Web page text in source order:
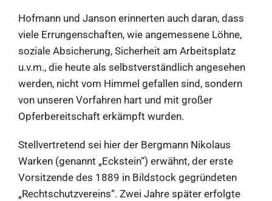
Hofmann und Janson erinnerten auch daran, dass
viele Errungenschaften, wie angemessene Löhne,
soziale Absicherung, Sicherheit am Arbeitsplatz
u.v.m., die heute als selbstverständlich angesehen
werden, nicht vom Himmel gefallen sind, sondern
von unseren Vorfahren hart und mit großer
Opferbereitschaft erkämpft wurden.
Stellvertretend sei hier der Bergmann Nikolaus
Warken (genannt „Eckstein“) erwähnt, der erste
Vorsitzende des 1889 in Bildstock gegründeten
„Rechtschutzvereins“. Zwei Jahre später erfolgte